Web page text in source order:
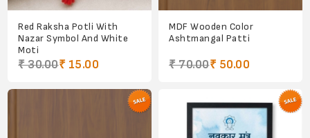
Red Raksha Potli With
Nazar Symbol And White
Moti
₹ 30.00₹ 15.00
MDF Wooden Color
Ashtmangal Patti
₹ 70.00₹ 50.00